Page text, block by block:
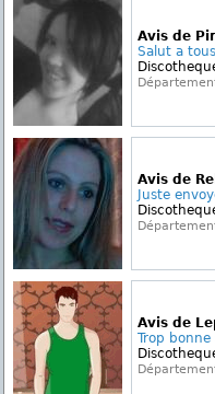
Avis de
Salut a
Avis de
Juste
Avis de
Trop